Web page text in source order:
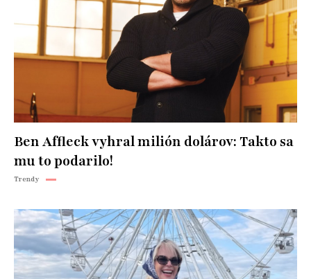
Ben Affleck vyhral milión dolárov: Takto sa
mu to podarilo!
Trendy